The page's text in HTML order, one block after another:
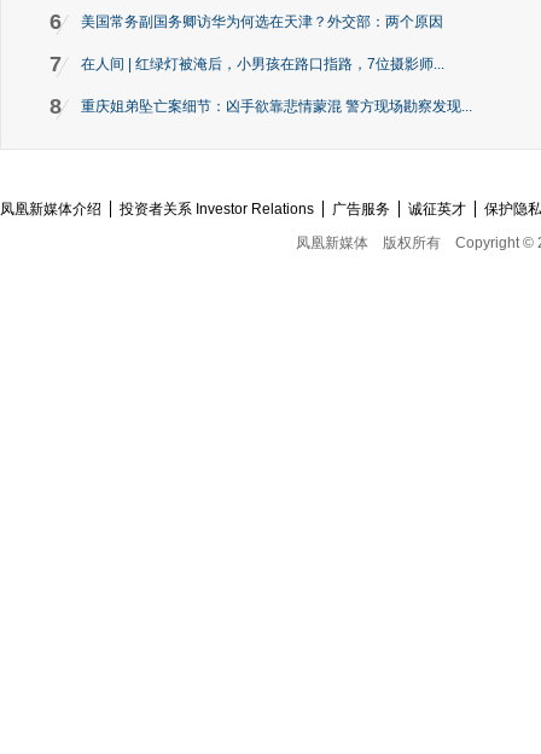
6 美国常务副国务卿访华为何选在天津？外交部：两个原因
7 在人间 | 红绿灯被淹后，小男孩在路口指路，7位摄影师...
8 重庆姐弟坠亡案细节：凶手欲靠悲情蒙混 警方现场勘察发现...
凤凰新媒体介绍 投资者关系 Investor Relations 广告服务 诚征英才
保护隐
凤凰新媒体
版权所有 Copyright ©